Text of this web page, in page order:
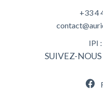
+33 4
IPI
SUIVEZ-NOUS